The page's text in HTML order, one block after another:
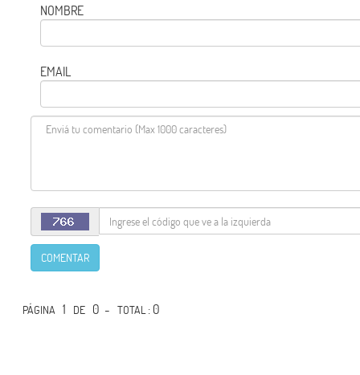
NOMBRE
EMAIL
COMENTAR
PÁGINA 1 DE 0 -TOTAL: 0